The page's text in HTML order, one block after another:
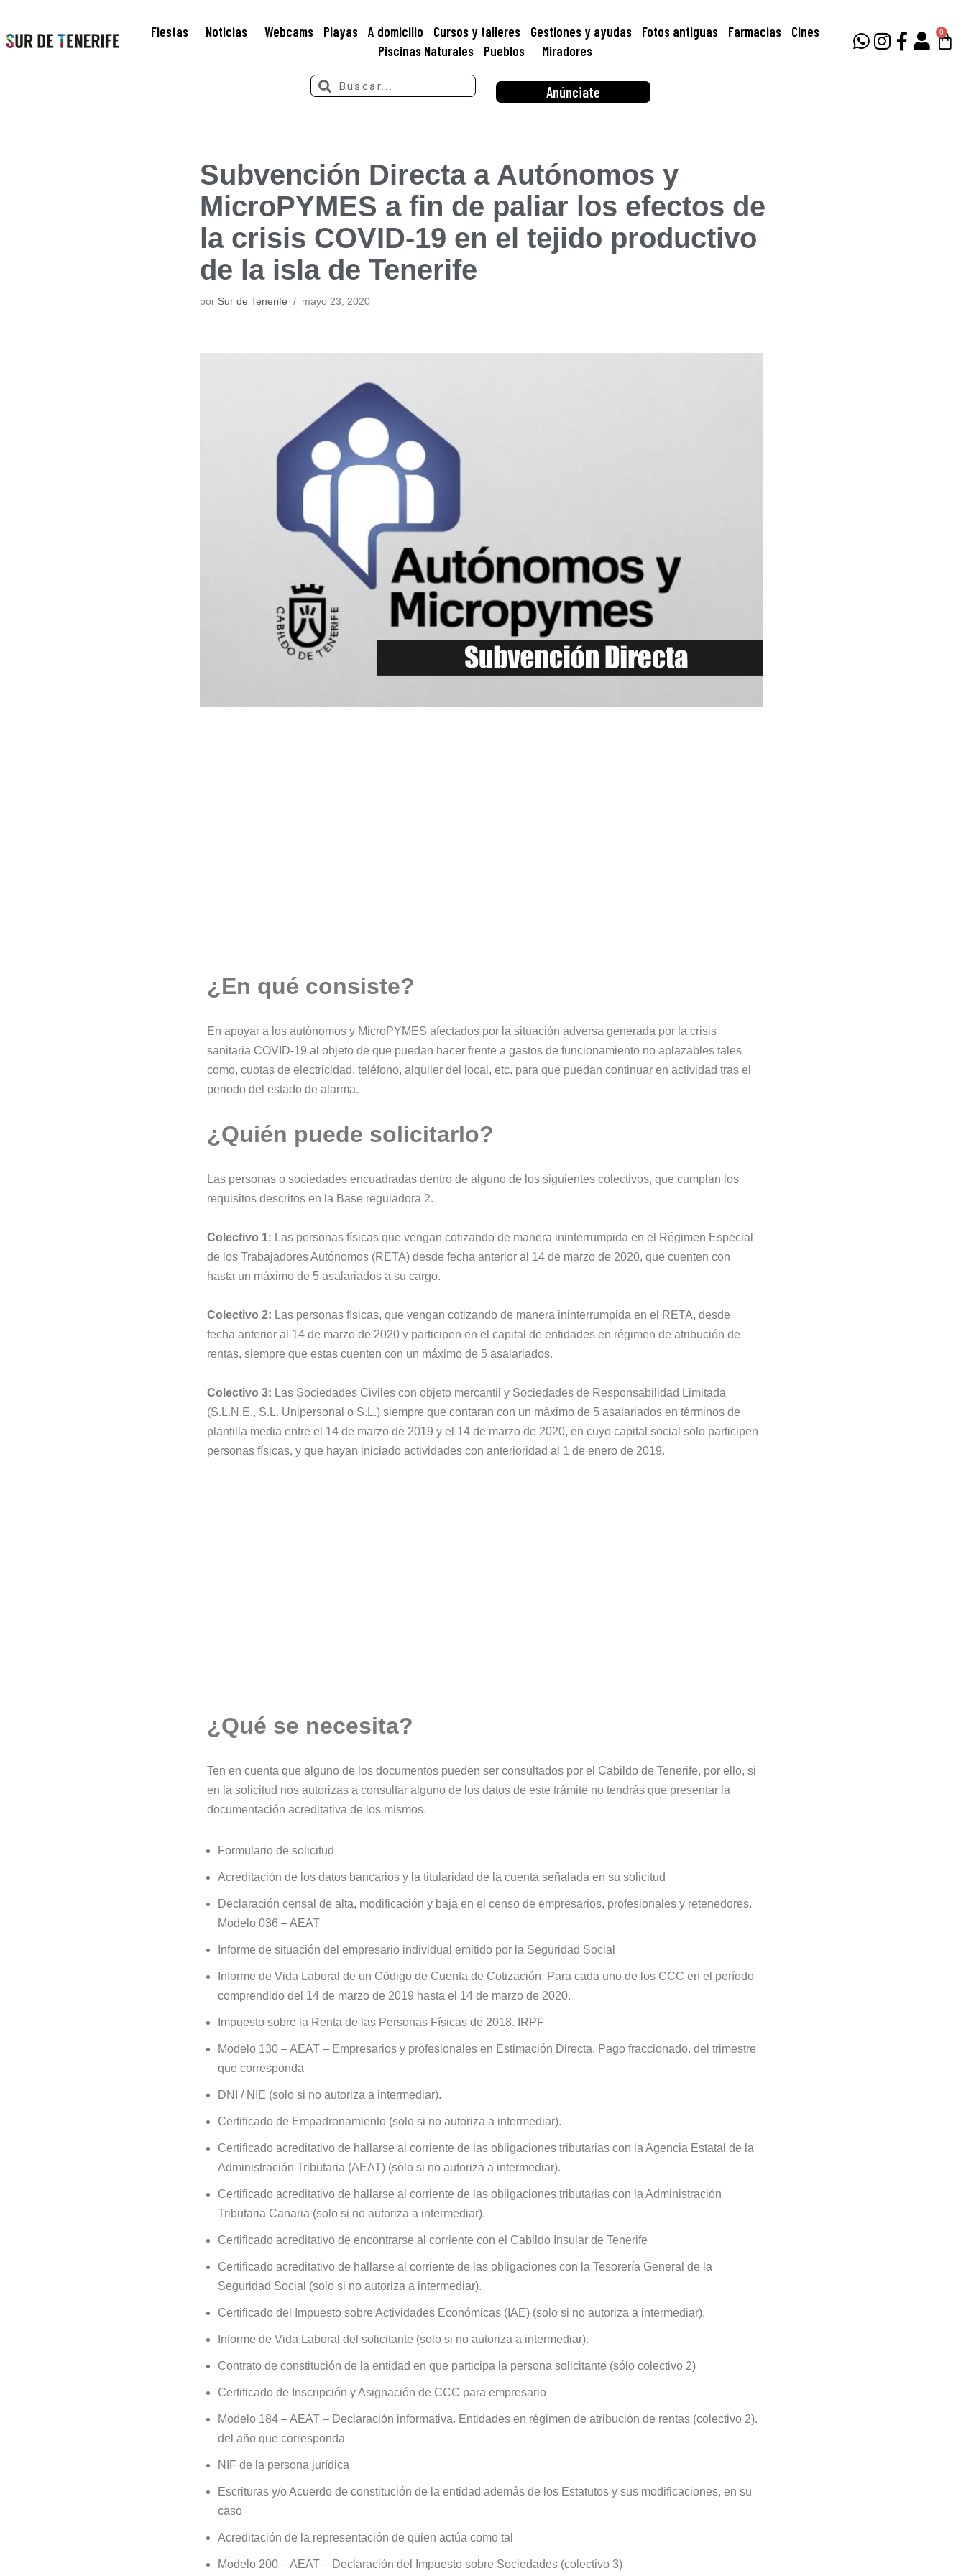
Saltar
Fiestas Noticias Webcams Playas A domicilio Cursos y talleres Gestiones y ayudas Fotos antiguas Farmacias
Cines
Piscinas Naturales
Pueblos Miradores
0
Anúnciate
Subvención Directa a Autónomos y
MicroPYMES a fin de paliar los efectos de
la crisis COVID-19 en el tejido productivo
de la isla de Tenerife
por Sur de Tenerife mayo 23, 2020
¿En qué consiste?
En apoyar a los autónomos y MicroPYMES afectados por la situación adversa generada por la crisis
sanitaria COVID-19 al objeto de que puedan hacer frente a gastos de funcionamiento no aplazables tales
como, cuotas de electricidad, teléfono, alquiler del local, etc. para que puedan continuar en actividad tras el
periodo del estado de alarma.
¿Quién puede solicitarlo?
Las personas o sociedades encuadradas dentro de alguno de los siguientes colectivos, que cumplan los
requisitos descritos en la Base reguladora 2.
Colectivo 1: Las personas físicas que vengan cotizando de manera ininterrumpida en el Régimen Especial
de los Trabajadores Autónomos (RETA) desde fecha anterior al 14 de marzo de 2020, que cuenten con
hasta un máximo de 5 asalariados a su cargo.
Colectivo 2: Las personas físicas, que vengan cotizando de manera ininterrumpida en el RETA, desde
fecha anterior al 14 de marzo de 2020 y participen en el capital de entidades en régimen de atribución de
rentas, siempre que estas cuenten con un máximo de 5 asalariados.
Colectivo 3: Las Sociedades Civiles con objeto mercantil y Sociedades de Responsabilidad Limitada
(S.L.N.E., S.L. Unipersonal o S.L.) siempre que contaran con un máximo de 5 asalariados en términos de
plantilla media entre el 14 de marzo de 2019 y el 14 de marzo de 2020, en cuyo capital social solo participen
personas físicas, y que hayan iniciado actividades con anterioridad al 1 de enero de 2019.
¿Qué se necesita?
Ten en cuenta que alguno de los documentos pueden ser consultados por el Cabildo de Tenerife, por ello, si
en la solicitud nos autorizas a consultar alguno de los datos de este trámite no tendrás que presentar la
documentación acreditativa de los mismos.
Formulario de solicitud
Acreditación de los datos bancarios y la titularidad de la cuenta señalada en su solicitud
Declaración censal de alta, modificación y baja en el censo de empresarios, profesionales y retenedores.
Modelo 036 – AEAT
Informe de situación del empresario individual emitido por la Seguridad Social
Informe de Vida Laboral de un Código de Cuenta de Cotización. Para cada uno de los CCC en el período
comprendido del 14 de marzo de 2019 hasta el 14 de marzo de 2020.
Impuesto sobre la Renta de las Personas Físicas de 2018. IRPF
Modelo 130 – AEAT – Empresarios y profesionales en Estimación Directa. Pago fraccionado. del trimestre
que corresponda
DNI / NIE (solo si no autoriza a intermediar).
Certificado de Empadronamiento (solo si no autoriza a intermediar).
Certificado acreditativo de hallarse al corriente de las obligaciones tributarias con la Agencia Estatal de la
Administración Tributaria (AEAT) (solo si no autoriza a intermediar).
Certificado acreditativo de hallarse al corriente de las obligaciones tributarias con la Administración
Tributaria Canaria (solo si no autoriza a intermediar).
Certificado acreditativo de encontrarse al corriente con el Cabildo Insular de Tenerife
Certificado acreditativo de hallarse al corriente de las obligaciones con la Tesorería General de la
Seguridad Social (solo si no autoriza a intermediar).
Certificado del Impuesto sobre Actividades Económicas (IAE) (solo si no autoriza a intermediar).
Informe de Vida Laboral del solicitante (solo si no autoriza a intermediar).
Contrato de constitución de la entidad en que participa la persona solicitante (sólo colectivo 2)
Certificado de Inscripción y Asignación de CCC para empresario
Modelo 184 – AEAT – Declaración informativa. Entidades en régimen de atribución de rentas (colectivo 2).
del año que corresponda
NIF de la persona jurídica
Escrituras y/o Acuerdo de constitución de la entidad además de los Estatutos y sus modificaciones, en su
caso
Acreditación de la representación de quien actúa como tal
Modelo 200 – AEAT – Declaración del Impuesto sobre Sociedades (colectivo 3)